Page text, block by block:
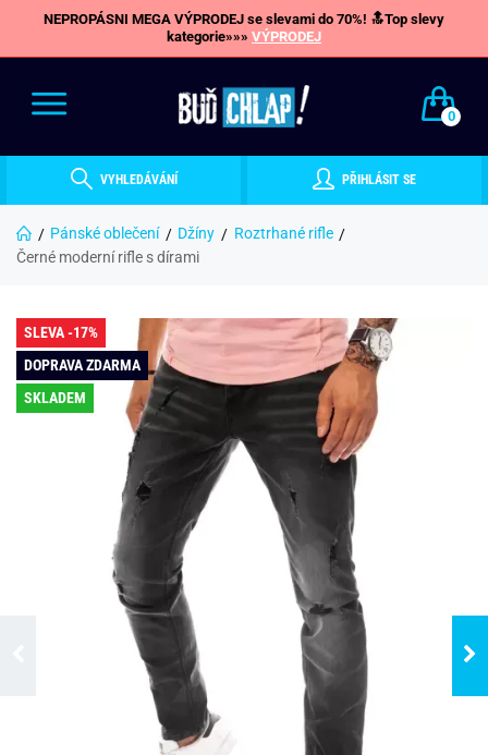
NEPROPÁSNI MEGA VÝPRODEJ se slevami do 70%! 🔝Top slevy
kategorie»»» VÝPRODEJ
0
VYHLEDÁVÁNÍ PŘIHLÁSIT SE
Pánské oblečení Džíny
Roztrhané rifle
Černé moderní rifle s dírami
SLEVA -17%
DOPRAVA ZDARMA
SKLADEM